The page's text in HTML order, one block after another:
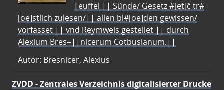
Teuffel || Sünde/ Gesetz #[et]c̃ tr#
[oe]stlich zulesen/|| allen bl#[oe]den gewissen/
vorfasset || vnd Reymweis gestellet || durch
Alexium Bres=||nicerum Cotbusianum.||
Autor: Bresnicer, Alexius
ZVDD - Zentrales Verzeichnis digitalisierter Drucke